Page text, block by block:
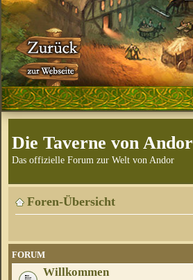
Die Taverne von Andor
Das offizielle Forum zur Welt von Andor
Foren-Übersicht
FORUM
Willkommen